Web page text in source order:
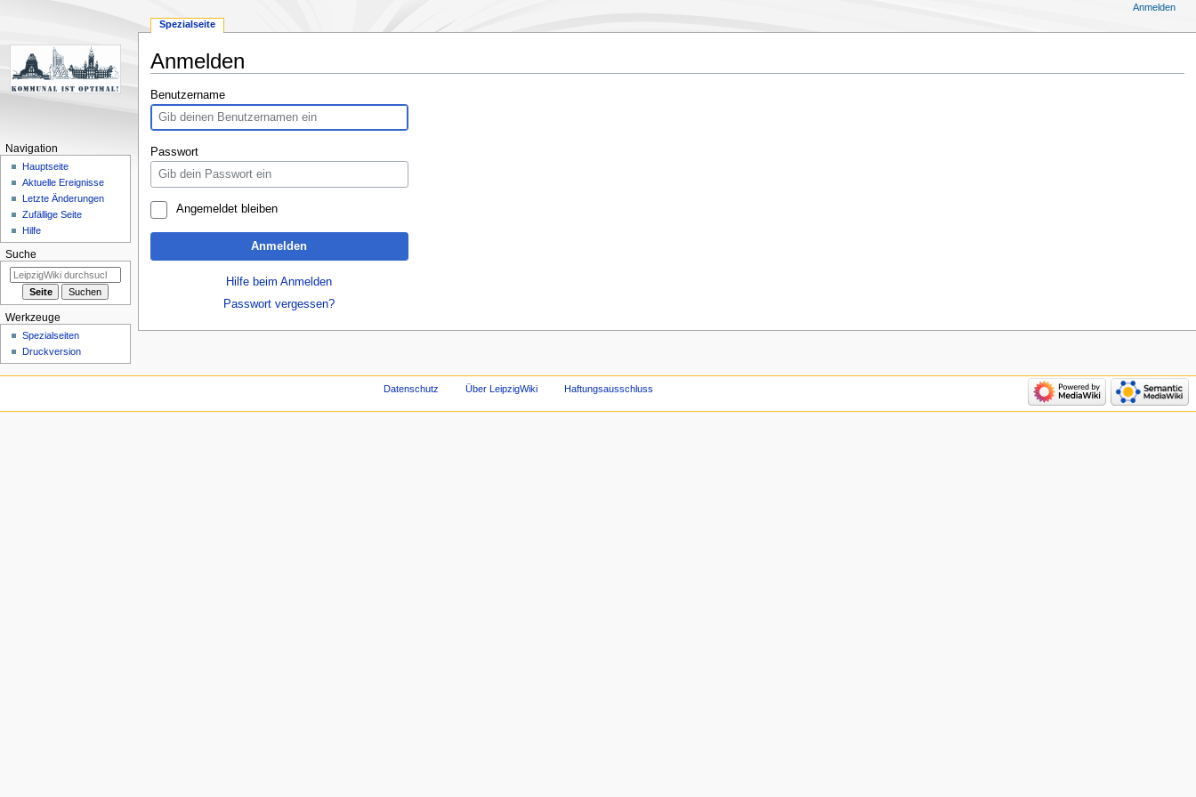
Anmelden
Zur
Navigation
springen
Zur
Suche
springen
Benutzername
Passwort
Angemeldet bleiben
Anmelden
Hilfe beim Anmelden
Passwort vergessen?
Spezialseite
Anmelden
Navigation
Hauptseite
Aktuelle Ereignisse
Letzte Änderungen
Zufällige Seite
Hilfe
Suche
Werkzeuge
Spezialseiten
Druckversion
Datenschutz Über LeipzigWiki Haftungsausschluss